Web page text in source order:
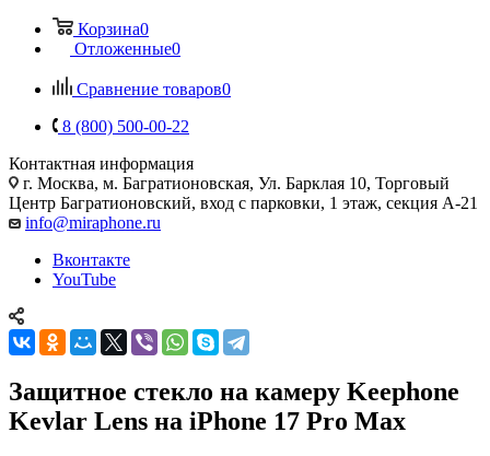
Корзина0
Отложенные0
Сравнение товаров0
8 (800) 500-00-22
Контактная информация
г. Москва, м. Багратионовская, Ул. Барклая 10, Торговый
Центр Багратионовский, вход с парковки, 1 этаж, секция А-21
info@miraphone.ru
Вконтакте
YouTube
Защитное стекло на камеру Keephone
Kevlar Lens на iPhone 17 Pro Max